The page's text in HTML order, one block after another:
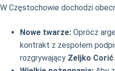
W Częstochowie dochodzi
Nowe twarze: Oprócz
kontrakt z zespołem
rozgrywający Zeljko Corić.